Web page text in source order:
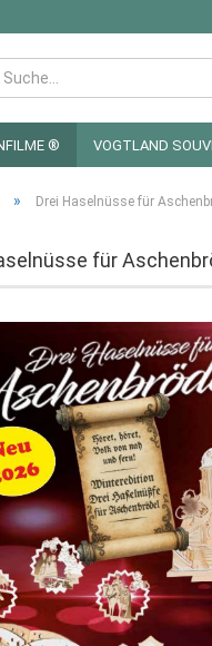
® VOGTLAND
» Drei Haselnüsse für
für